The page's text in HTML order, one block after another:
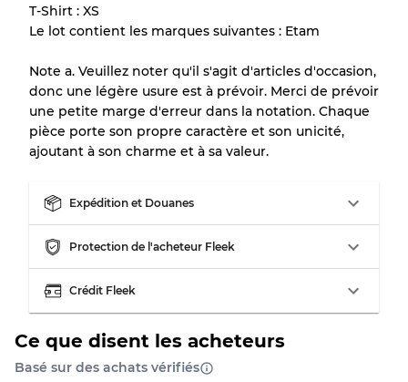
Il y a une marge d'erreur allant jusqu'à
en raison de la vente en gros
Notre système à 3 niveaux
Qualité A Presque neuf, usure légère
Qualité BPeu utilisé
Répartition pour ratios mixtes
T-Shirt : XS
Le lot contient les marques suivantes : Etam
Note a. Veuillez noter qu'il s'agit d'articles d'occasion,
donc une légère usure est à prévoir. Merci de prévoir
une petite marge d'erreur dans la notation. Chaque
pièce porte son propre caractère et son unicité,
ajoutant à son charme et à sa valeur.
Expédition et Douanes
Protection de l'acheteur Fleek
Crédit Fleek
Ce que disent les acheteurs
Basé sur des achats vérifiés